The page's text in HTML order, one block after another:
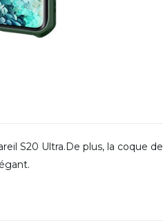
S20 Ultra.De plus, la coque de